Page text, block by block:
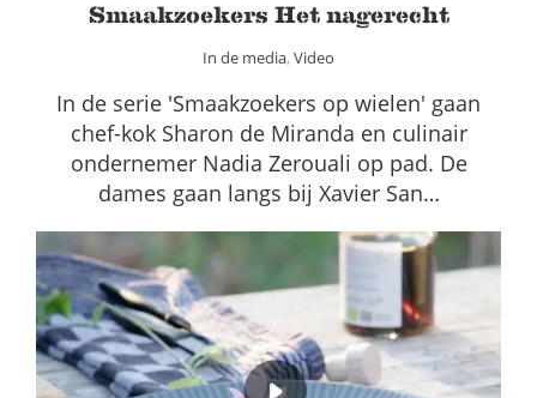
Smaakzoekers Het nagerecht
In de media, Video
In de serie 'Smaakzoekers op wielen' gaan
chef-kok Sharon de Miranda en culinair
ondernemer Nadia Zerouali op pad. De
dames gaan langs bij Xavier San…
Fruitsalade met Walnocello